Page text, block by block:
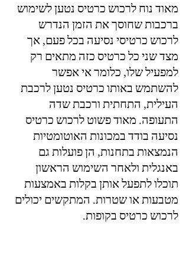
מאוד נוח לרכוש כרטיס נטען לשימוש
ברכבות שחוסך את הזמן הנדרש
לרכוש כרטיסי נסיעה בכל פעם, אך
מצד שני כל כרטיס כזה מתאים רק
למפעיל שלו, כלומר אי אפשר
להשתמש באותו כרטיס נטען לרכבת
העילית, התחתית ורכבת שדה
התעופה. מאוד פשוט לרכוש כרטיס
נסיעה בודד במכונות האוטומטיות
הנמצאות בתחנות, הן פועלות גם
באנגלית ולאחר השימוש הראשון
תוכלו לתפעל אותן בקלות באמצעות
מטבעות או שטרות. המתקשים יכולים
לרכוש כרטיס בקופות.